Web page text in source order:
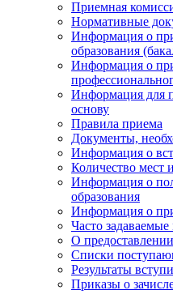
Приемная
Нормативные
Информация о
образования
Информация о
Информация для
основу
Правила приема
Документы,
Информация о
Количество мест
Информация о
образования
Информация о
Часто
О
Списки
Результаты
Приказы о